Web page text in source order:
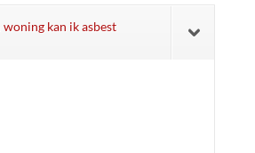
kan ik asbest